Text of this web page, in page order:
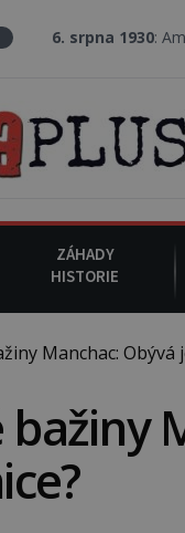
: Americký vrchní
ZÁHADY
HISTORIE
Manchac: Obývá